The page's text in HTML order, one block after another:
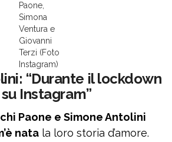
Paone,
Simona
Ventura e
Giovanni
Terzi (Foto
Instagram)
“Durante il lockdown
Instagram”
Paone e Simone Antolini
nata la loro storia d’amore.